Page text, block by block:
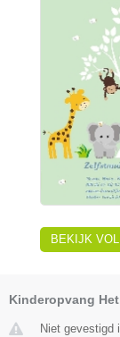
BEKIJK
Kinderopvang
Niet gevestigd